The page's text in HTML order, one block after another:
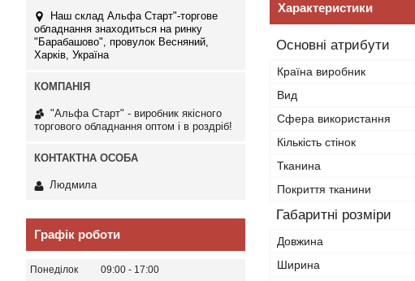
Характеристики
Основні атрибути
Країна виробник
Вид
Сфера використання
Кількість стінок
Тканина
Покриття тканини
Габаритні розміри
Довжина
Ширина
Наш склад Альфа Старт"-торгове
обладнання знаходиться на ринку
"Барабашово", провулок Весняний,
Харків, Україна
"Альфа Старт" - виробник якісного
торгового обладнання оптом і в роздріб!
Людмила
Графік роботи
Понеділок 09:00
17:00